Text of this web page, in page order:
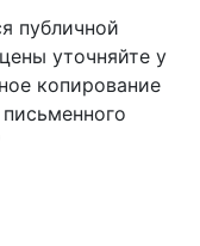
публичной
уточняйте у
копирование